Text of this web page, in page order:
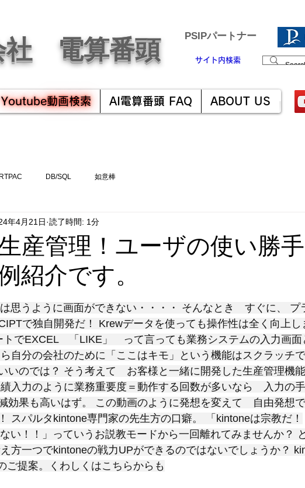
社 電算番頭 ​PSIPパートナー
サイト内検索
Youtube動画検索 AI電算番頭 FAQ ABOUT US
DB/SQL 如意棒
産管理！ユーザの使い勝
紹介です。
年4月21日 読了時間: 1分
思うように画面ができない・・・・ そんなとき　すぐに、 プ
で独自開発だ！ Krewデータを使っても操作性は全く向上し
でEXCEL　「LIKE」　って言っても業務システムの入力画面
自分の会社のために「ここはキモ」という機能はスクラッチ
いのでは？ そう考えて　お客様と一緒に開発した生産管理機
入力のように業務重要度＝動作する回数が多いなら　入力の
効果も高いはず。 この動画のように発想を変えて　自由発想
スパルタkintone専門家の先生方の口癖。 「kintoneは宗教だ！
い！！」っていうお説教モードから一回離れてみませんか？
方一つでkintoneの戦力UPができるのではないでしょうか？
ご提案。くわしくはこちらからも